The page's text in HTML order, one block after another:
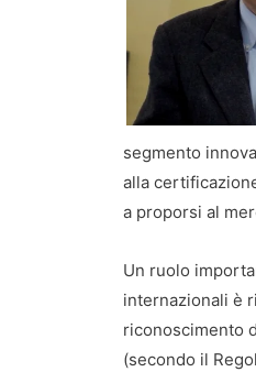
segmento
alla
a proporsi al
Un ruolo
internazionali è
riconoscimento
(secondo il